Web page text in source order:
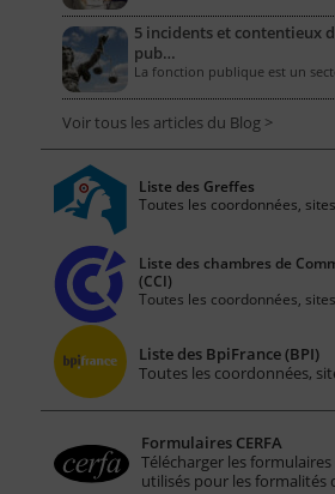
5 incidents et contentieux
pub…
La fonction publique est un
Voir tous les articles du Blog >
Liste des Greffes
Toutes les coordonnées,
Liste des chambres de
(CCI)
Toutes les coordonnées,
Liste des BpiFrance (BPI)
Toutes les coordonnées,
Formulaires CERFA
Télécharger les formulaires
utilisés pour les formalités